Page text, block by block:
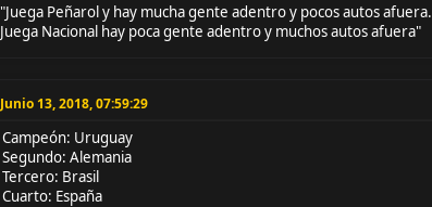
"Juega Peñarol y hay mucha gente adentro y pocos autos afuera.
Juega Nacional hay poca gente adentro y muchos autos afuera"
Junio 13, 2018, 07:59:29
Campeón: Uruguay
Segundo: Alemania
Tercero: Brasil
Cuarto: España